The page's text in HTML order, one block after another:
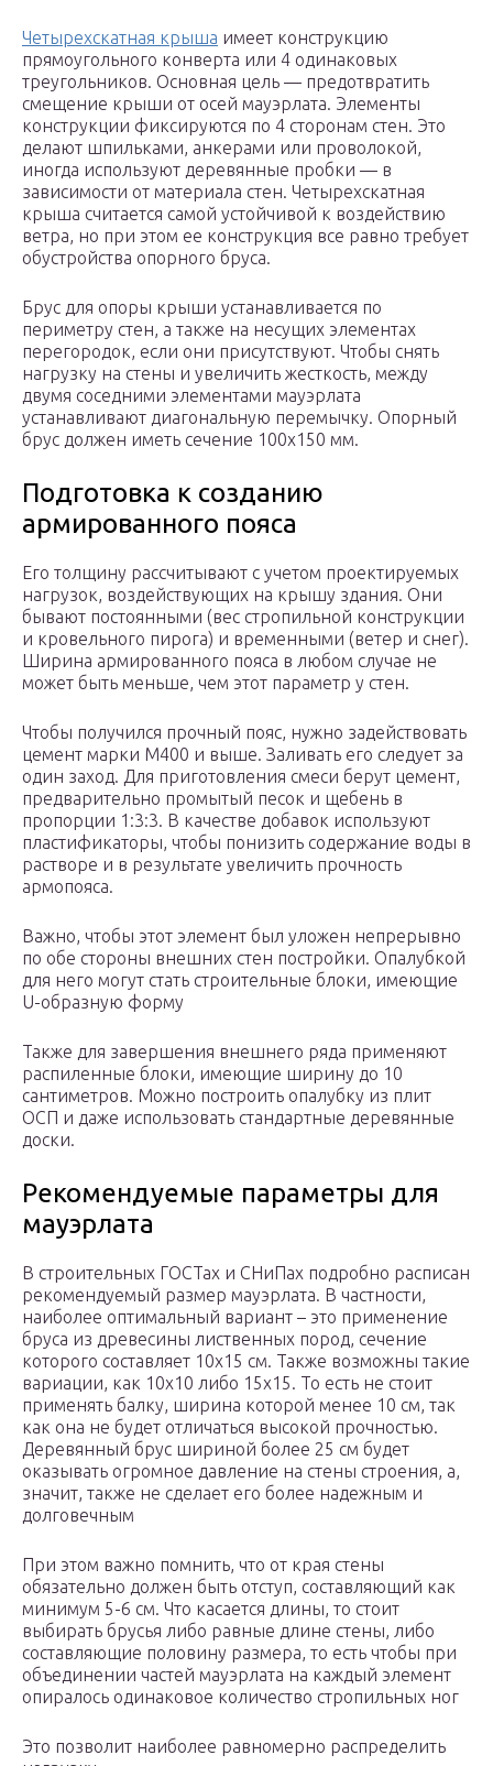
Четырехскатная крыша имеет конструкцию
прямоугольного конверта или 4 одинаковых
треугольников. Основная цель — предотвратить
смещение крыши от осей мауэрлата. Элементы
конструкции фиксируются по 4 сторонам стен. Это
делают шпильками, анкерами или проволокой,
иногда используют деревянные пробки — в
зависимости от материала стен. Четырехскатная
крыша считается самой устойчивой к воздействию
ветра, но при этом ее конструкция все равно требует
обустройства опорного бруса.
Брус для опоры крыши устанавливается по
периметру стен, а также на несущих элементах
перегородок, если они присутствуют. Чтобы снять
нагрузку на стены и увеличить жесткость, между
двумя соседними элементами мауэрлата
устанавливают диагональную перемычку. Опорный
брус должен иметь сечение 100х150 мм.
Подготовка к созданию
армированного пояса
Его толщину рассчитывают с учетом проектируемых
нагрузок, воздействующих на крышу здания. Они
бывают постоянными (вес стропильной конструкции
и кровельного пирога) и временными (ветер и снег).
Ширина армированного пояса в любом случае не
может быть меньше, чем этот параметр у стен.
Чтобы получился прочный пояс, нужно задействовать
цемент марки М400 и выше. Заливать его следует за
один заход. Для приготовления смеси берут цемент,
предварительно промытый песок и щебень в
пропорции 1:3:3. В качестве добавок используют
пластификаторы, чтобы понизить содержание воды в
растворе и в результате увеличить прочность
армопояса.
Важно, чтобы этот элемент был уложен непрерывно
по обе стороны внешних стен постройки. Опалубкой
для него могут стать строительные блоки, имеющие
U-образную форму
Также для завершения внешнего ряда применяют
распиленные блоки, имеющие ширину до 10
сантиметров. Можно построить опалубку из плит
ОСП и даже использовать стандартные деревянные
доски.
Рекомендуемые параметры для
мауэрлата
В строительных ГОСТах и СНиПах подробно расписан
рекомендуемый размер мауэрлата. В частности,
наиболее оптимальный вариант – это применение
бруса из древесины лиственных пород, сечение
которого составляет 10х15 см. Также возможны такие
вариации, как 10х10 либо 15х15. То есть не стоит
применять балку, ширина которой менее 10 см, так
как она не будет отличаться высокой прочностью.
Деревянный брус шириной более 25 см будет
оказывать огромное давление на стены строения, а,
значит, также не сделает его более надежным и
долговечным
При этом важно помнить, что от края стены
обязательно должен быть отступ, составляющий как
минимум 5-6 см. Что касается длины, то стоит
выбирать брусья либо равные длине стены, либо
составляющие половину размера, то есть чтобы при
объединении частей мауэрлата на каждый элемент
опиралось одинаковое количество стропильных ног
Это позволит наиболее равномерно распределить